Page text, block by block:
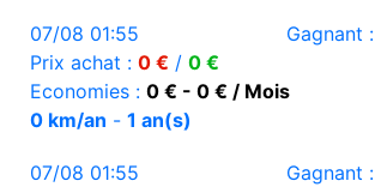
07/08 01:55 Gagnant :
Prix achat : 0 € / 0 €
Economies : 0 € - 0 € / Mois
0 km/an - 1 an(s)
07/08 01:55 Gagnant :